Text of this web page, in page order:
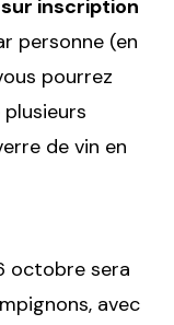
inscription
personne (en
pourrez
de vin en
octobre sera
avec